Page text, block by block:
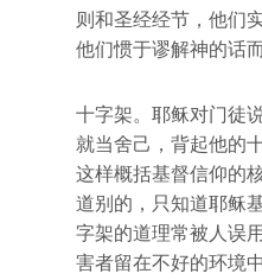
则和圣经经节，他们
他们惯于谬解神的话
十字架。耶稣对门徒
就当舍己，背起他的
这样概括基督信仰的
道别的，只知道耶稣
字架的道理常被人误
害者留在不好的环境